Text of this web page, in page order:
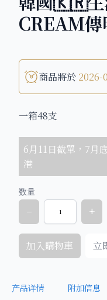
CREAM
商品將於 2026-
一箱48支
6月11日截單，7月
港
数量
− +
加入購物車 立
产品详情 附加信息